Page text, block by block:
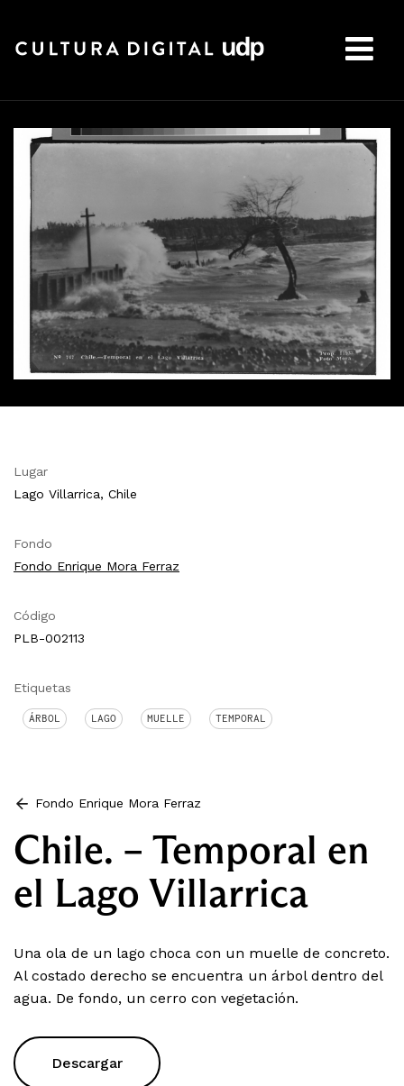
Lugar
Lago Villarrica, Chile
Fondo
Fondo Enrique Mora Ferraz
Código
PLB-002113
Etiquetas
ÁRBOL LAGO MUELLE TEMPORAL
Fondo Enrique Mora Ferraz
Chile. – Temporal en
el Lago Villarrica
Una ola de un lago choca con un muelle de concreto.
Al costado derecho se encuentra un árbol dentro del
agua. De fondo, un cerro con vegetación.
Descargar